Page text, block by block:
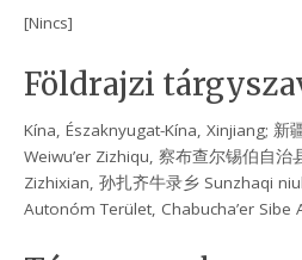
[Nincs]
Földrajzi
Kína, Északnyugat-Kína, Xinjiang; 新
Weiwu’er Zizhiqu, 察布查尔锡伯自治
Zizhixian, 孙扎齐牛录乡 Sunzhaqi
Autonóm Terület, Chabucha’er